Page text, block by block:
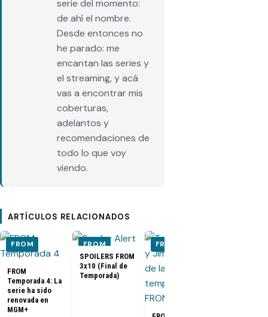
serie del momento:
de ahí el nombre.
Desde entonces no
he parado: me
encantan las series y
el streaming, y acá
vas a encontrar mis
coberturas,
adelantos y
recomendaciones de
todo lo que voy
viendo.
ARTÍCULOS RELACIONADOS
FROM
FROM
Temporada 4: La
serie ha sido
renovada en
MGM+
FROM
SPOILERS FROM
3x10 (Final de
Temporada)
FROM